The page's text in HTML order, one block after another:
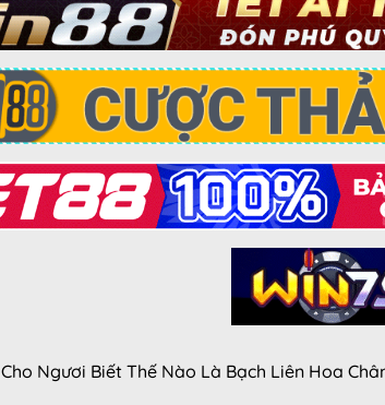
Cho Ngươi Biết Thế Nào Là Bạch Liên Hoa